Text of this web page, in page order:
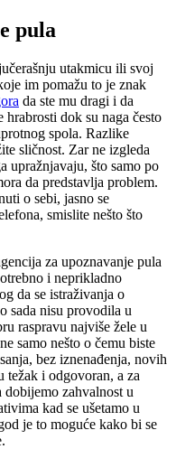
pula
utakmicu ili svoj
im pomažu to je znak
da ste mu dragi i da
dok su naga često
spola. Razlike
sličnost. Zar ne izgleda
upražnjavaju, što samo po
da predstavlja problem.
o sebi, jasno se
smislite nešto što
za upoznavanje pula
i neprikladno
da se istraživanja o
sada nisu provodila u
raspravu najviše žele u
samo nešto o čemu biste
bez iznenađenja, novih
težak i odgovoran, a za
dobijemo zahvalnost u
kad se ušetamo u
je to moguće kako bi se